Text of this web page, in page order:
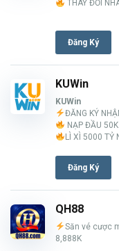
THAY ĐỔI
Đăng Ký
KUWin
KUWin
ĐĂNG KÝ
NẠP ĐẦU
LÌ XÌ 5000 TỶ
Đăng Ký
QH88
Săn vé cược
8,888K